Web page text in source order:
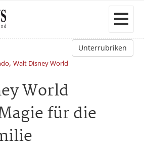
Unterrubriken
, Walt Disney World
World
für die